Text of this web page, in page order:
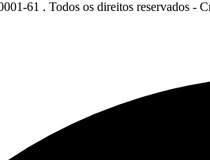
61 . Todos os direitos reservados -